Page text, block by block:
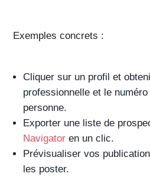
Exemples concrets :
Cliquer sur un profil et
professionnelle et le
personne.
Exporter une liste de
Navigator en un clic.
Prévisualiser vos
les poster.